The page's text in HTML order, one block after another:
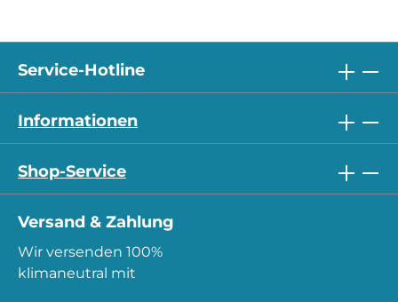
Service-Hotline
Informationen
Shop-Service
Versand & Zahlung
Wir versenden 100%
klimaneutral mit